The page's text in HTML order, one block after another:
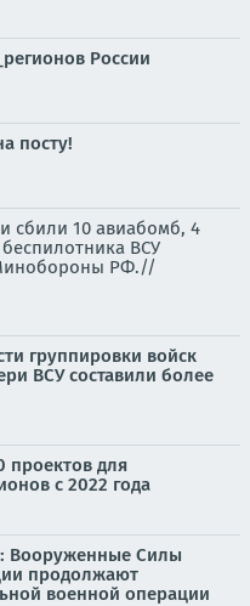
России
посту!
сбили 10 авиабомб, 4
беспилотника ВСУ
РФ.//
группировки войск
ВСУ составили более
проектов для
с 2022 года
Вооруженные Силы
продолжают
военной операции